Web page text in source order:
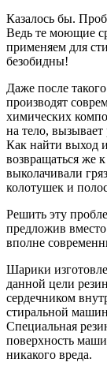
Казалось бы.
Ведь те моющие
применяем для
безобидны!
Даже после
производят
химических
на тело, вызывает
Как найти выход
возвращаться же
выколачивали
колотушек и
Решить эту
предложив
вполне
Шарики
данной цели
сердечником
стиральной
Специальная
поверхность
никакого вреда.